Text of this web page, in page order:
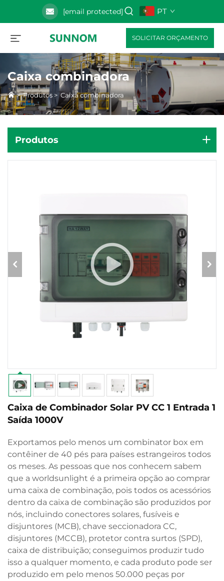
[email protected] PT
SOLICITAR ORÇAMENTO
Caixa combinadora
>Produtos >Caixa combinadora
Produtos
Caixa de Combinador Solar PV CC 1 Entrada 1
Saída 1000V
Exportamos pelo menos um combinator box em
contêiner de 40 pés para países estrangeiros todos
os meses. As pessoas que nos conhecem sabem
que a worldsunlight é a primeira opção ao comprar
uma caixa de combinação, pois todos os acessórios
dentro da caixa de combinação são produzidos por
nós, incluindo conectores solares, fusíveis e
disjuntores (MCB), chave seccionadora CC,
disjuntores (MCCB), protetor contra surtos (SPD),
caixa de distribuição; conseguimos produzir tudo
isso a qualquer momento, e cada produto pode ser
produzido em pelo menos 50.000 peças por